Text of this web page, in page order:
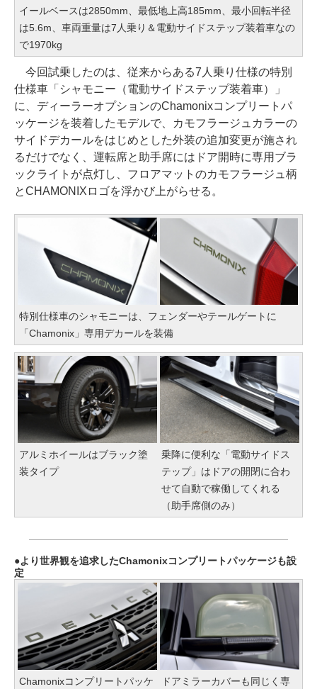
イールベースは2850mm、最低地上高185mm、最小回転半径
は5.6m、車両重量は7人乗り＆電動サイドステップ装着車なの
で1970kg
今回試乗したのは、従来からある7人乗り仕様の特別
仕様車「シャモニー（電動サイドステップ装着車）」
に、ディーラーオプションのChamonixコンプリートパ
ッケージを装着したモデルで、カモフラージュカラーの
サイドデカールをはじめとした外装の追加変更が施され
るだけでなく、運転席と助手席にはドア開時に専用ブラ
ックライトが点灯し、フロアマットのカモフラージュ柄
とCHAMONIXロゴを浮かび上がらせる。
特別仕様車のシャモニーは、フェンダーやテールゲートに
「Chamonix」専用デカールを装備
アルミホイールはブラック塗
装タイプ
乗降に便利な「電動サイドス
テップ」はドアの開閉に合わ
せて自動で稼働してくれる
（助手席側のみ）
より世界観を追求したChamonixコンプリートパッケージも設
定
Chamonixコンプリートパッケ ドアミラーカバーも同じく専